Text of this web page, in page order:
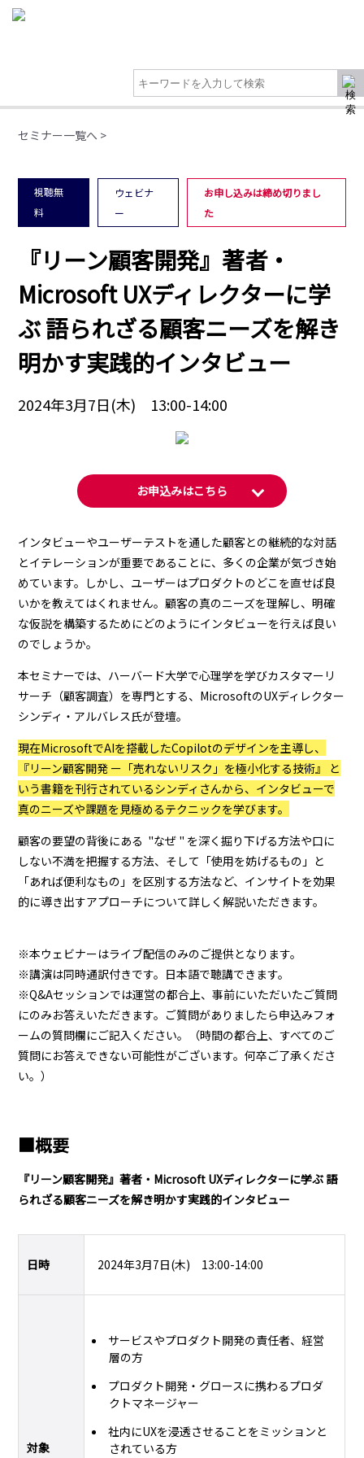
セミナー一覧へ >
視聴無
料
ウェビナ
ー
お申し込みは締め切りまし
た
『リーン顧客開発』著者・
Microsoft UXディレクターに学
ぶ 語られざる顧客ニーズを解き
明かす実践的インタビュー
2024年3月7日(木) 13:00-14:00
お申込みはこちら
インタビューやユーザーテストを通した顧客との継続的な対話
とイテレーションが重要であることに、多くの企業が気づき始
めています。しかし、ユーザーはプロダクトのどこを直せば良
いかを教えてはくれません。顧客の真のニーズを理解し、明確
な仮説を構築するためにどのようにインタビューを行えば良い
のでしょうか。
本セミナーでは、ハーバード大学で心理学を学びカスタマーリ
サーチ（顧客調査）を専門とする、MicrosoftのUXディレクター
シンディ・アルバレス氏が登壇。
現在MicrosoftでAIを搭載したCopilotのデザインを主導し、
『リーン顧客開発 ー「売れないリスク」を極小化する技術』 と
いう書籍を刊行されているシンディさんから、インタビューで
真のニーズや課題を見極めるテクニックを学びます。
顧客の要望の背後にある "なぜ " を深く掘り下げる方法や口に
しない不満を把握する方法、そして「使用を妨げるもの」と
「あれば便利なもの」を区別する方法など、インサイトを効果
的に導き出すアプローチについて詳しく解説いただきます。
※本ウェビナーはライブ配信のみのご提供となります。
※講演は同時通訳付きです。日本語で聴講できます。
※Q&Aセッションでは運営の都合上、事前にいただいたご質問
にのみお答えいただきます。ご質問がありましたら申込みフォ
ームの質問欄にご記入ください。（時間の都合上、すべてのご
質問にお答えできない可能性がございます。何卒ご了承くださ
い。）
■概要
『リーン顧客開発』著者・Microsoft UXディレクターに学ぶ 語
られざる顧客ニーズを解き明かす実践的インタビュー
日時 2024年3月7日(木) 13:00-14:00
対象
サービスやプロダクト開発の責任者、経営
層の方
プロダクト開発・グロースに携わるプロダ
クトマネージャー
社内にUXを浸透させることをミッションと
されている方